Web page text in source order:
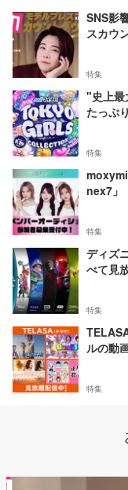
SNS影
スカウ
特集
"史上最
たっぷ
特集
nex7」
特集
ディズ
べて見
特集
ルの動
特集